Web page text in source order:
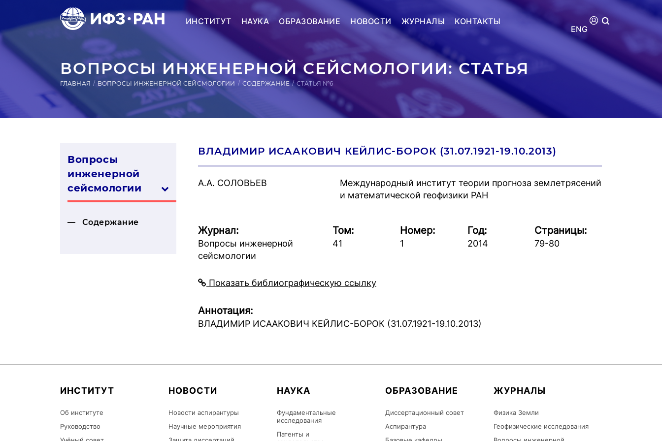
ИНСТИТУТ НАУКА ОБРАЗОВАНИЕ НОВОСТИ ЖУРНАЛЫ
КОНТАКТЫ
ENG
ВОПРОСЫ ИНЖЕНЕРНОЙ СЕЙСМОЛОГИИ: СТАТЬЯ
ГЛАВНАЯ ВОПРОСЫ ИНЖЕНЕРНОЙ СЕЙСМОЛОГИИ СОДЕРЖАНИЕ СТАТЬЯ №6
Вопросы
инженерной
сей­смо­логии
Содержание
ВЛАДИМИР ИСААКОВИЧ КЕЙЛИС-БОРОК (31.07.1921-19.10.2013)
А.А. СОЛОВЬЕВ
Международный институт теории прогноза землетрясений
и математической геофизики РАН
Журнал:
Вопросы инженерной
сейсмологии
Том:
41
Номер:
1
Год:
2014
Страницы:
79-80
Показать библиографическую ссылку
Аннотация:
ВЛАДИМИР ИСААКОВИЧ КЕЙЛИС-БОРОК (31.07.1921-19.10.2013)
ИНСТИТУТ
Об институте
Руководство
НОВОСТИ
Новости аспирантуры
Научные мероприятия
НАУКА
Фундаментальные
исследования
Патенты и
ОБРАЗОВАНИЕ
Диссертационный совет
Аспирантура
ЖУРНАЛЫ
Физика Земли
Геофизические исследования